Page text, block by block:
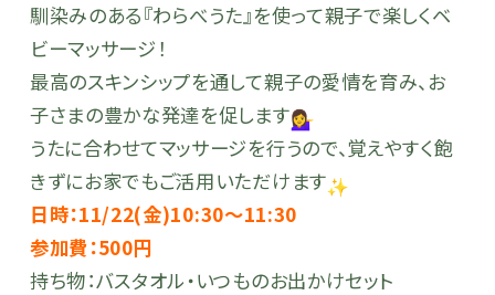
馴染みのある『わらべうた』を使って親子で楽しくベ
ビーマッサージ！
最高のスキンシップを通して親子の愛情を育み、お
子さまの豊かな発達を促します
うたに合わせてマッサージを行うので、覚えやすく飽
きずにお家でもご活用いただけます
日時：11/22(金)10:30〜11:30
参加費：500円
持ち物：バスタオル・いつものお出かけセット